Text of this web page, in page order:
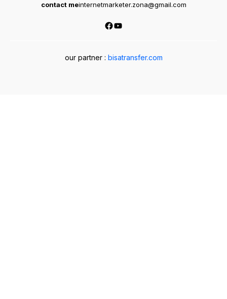
contact meinternetmarketer.zona@gmail.com
Facebook
YouTube
our partner : bisatransfer.com